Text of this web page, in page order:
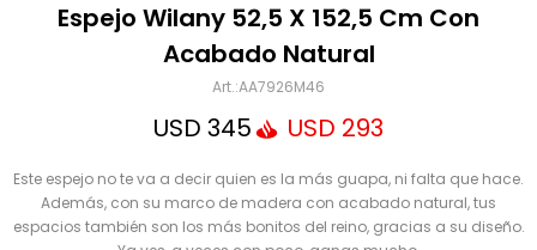
Espejo Wilany 52,5 X 152,5 Cm Con
Acabado Natural
AA7926M46
USD 345 USD 293
Este espejo no te va a decir quien es la más guapa, ni falta que hace.
Además, con su marco de madera con acabado natural, tus
espacios también son los más bonitos del reino, gracias a su diseño.